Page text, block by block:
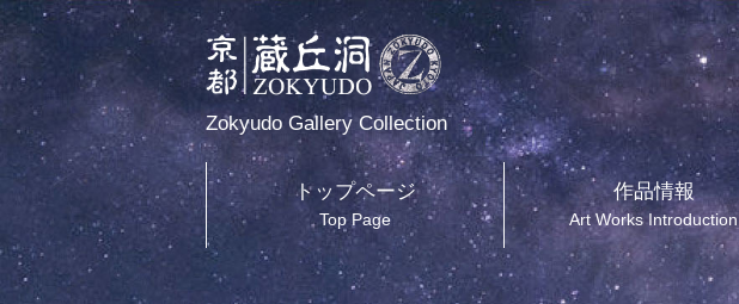
Zokyudo Gallery Collection
トップページ
Top Page
作品情報
Art Works Introduction